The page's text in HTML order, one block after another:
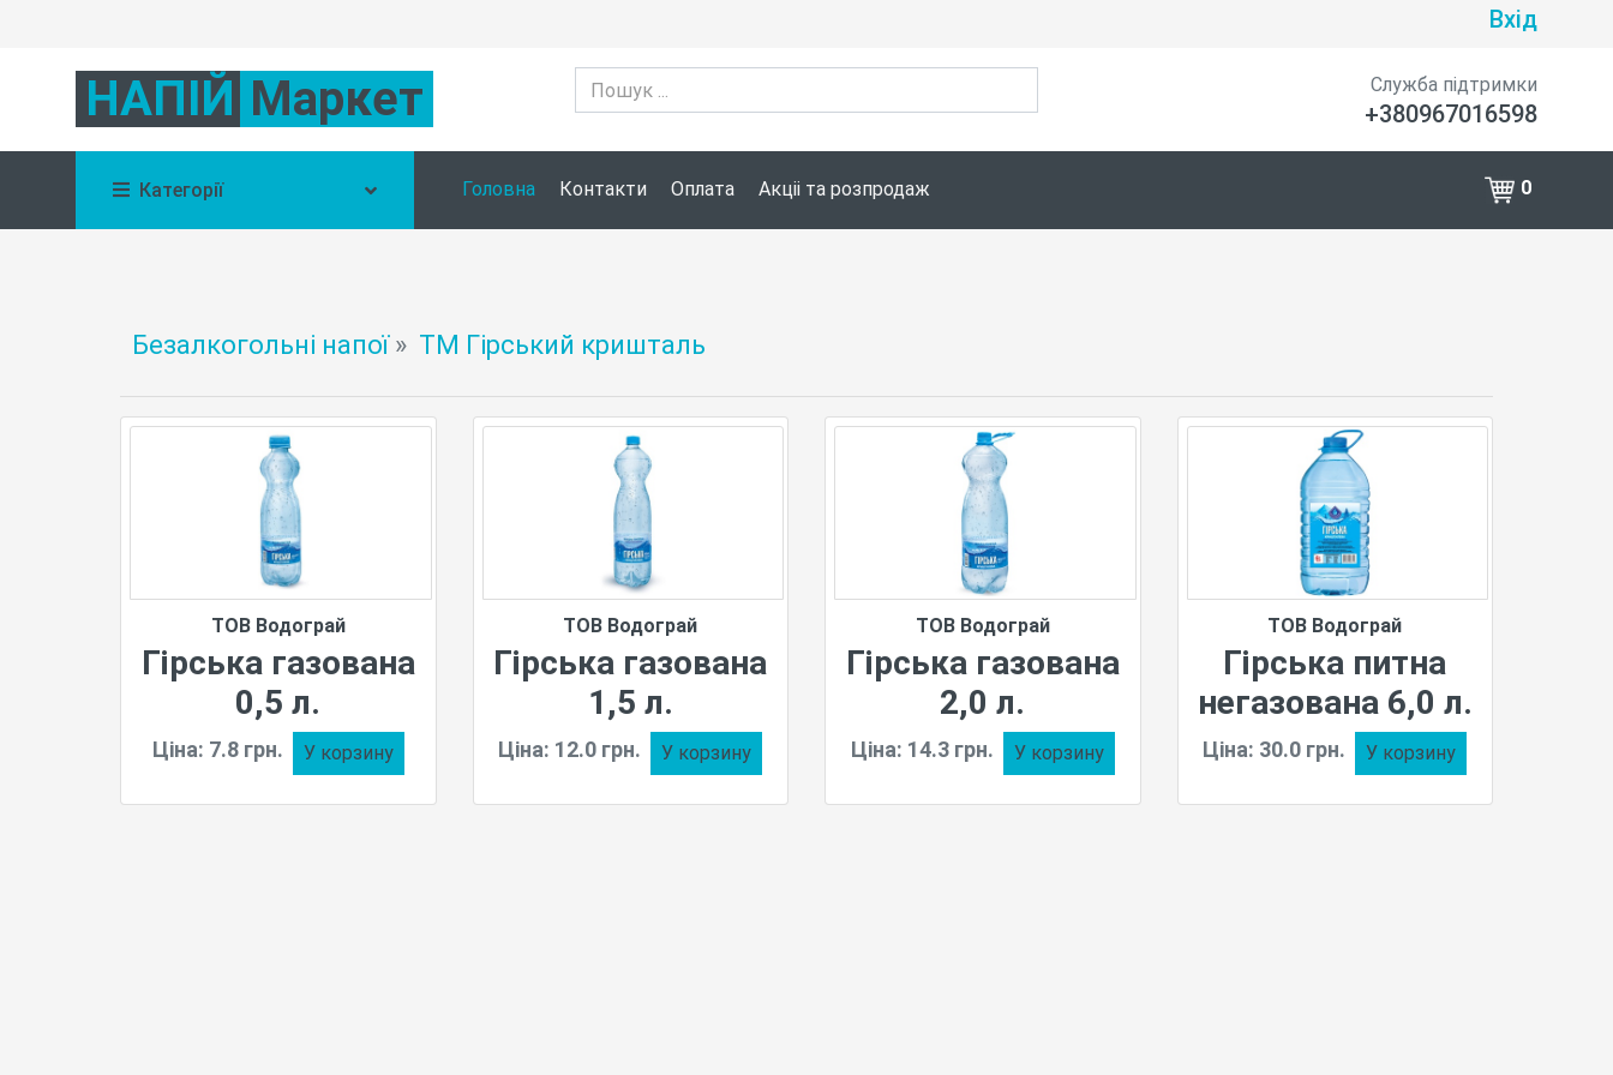
Вхід
НАПІЙ Маркет Служба підтримки
+380967016598
Категорії Головна Контакти Оплата Акціі та розпродаж 0
Безалкогольні напої» ТМ Гірський кришталь
ТОВ Водограй
Гірська газована
0,5 л.
Ціна: 7.8 грн. У корзину
ТОВ Водограй
Гірська газована
1,5 л.
Ціна: 12.0 грн. У корзину
ТОВ Водограй
Гірська газована
2,0 л.
Ціна: 14.3 грн. У корзину
ТОВ Водограй
Гірська питна
негазована 6,0 л.
Ціна: 30.0 грн. У корзину